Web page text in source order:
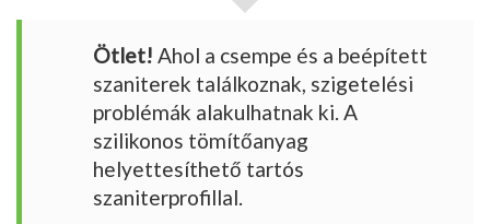
Ötlet! Ahol a csempe és a beépített
szaniterek találkoznak, szigetelési
problémák alakulhatnak ki. A
szilikonos tömítőanyag
helyettesíthető tartós
szaniterprofillal.